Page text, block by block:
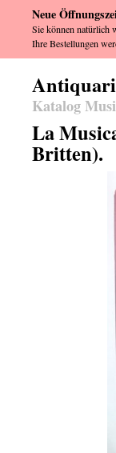
Katalog
La
Britten).
Neue
Sie können natürlich
Ihre Bestellungen